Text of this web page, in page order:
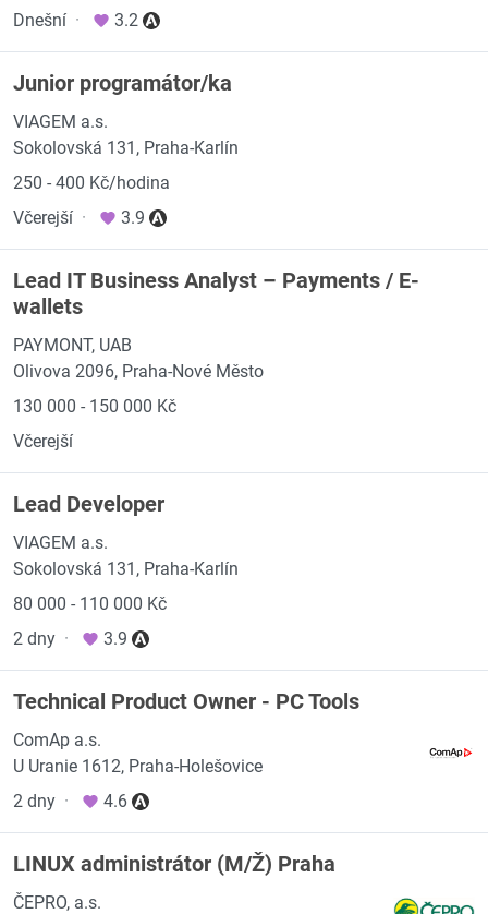
Dnešní · 3.2
Junior programátor/ka
VIAGEM a.s.
Sokolovská 131, Praha-Karlín
250 - 400 Kč/hodina
Včerejší · 3.9
Lead IT Business Analyst – Payments / E-
wallets
PAYMONT, UAB
Olivova 2096, Praha-Nové Město
130 000 - 150 000 Kč
Včerejší
Lead Developer
VIAGEM a.s.
Sokolovská 131, Praha-Karlín
80 000 - 110 000 Kč
2 dny · 3.9
Technical Product Owner - PC Tools
ComAp a.s.
U Uranie 1612, Praha-Holešovice
2 dny · 4.6
LINUX administrátor (M/Ž) Praha
ČEPRO, a.s.